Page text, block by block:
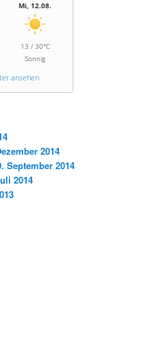
Mi, 12.08.
13 / 30°C
Sonnig
ansehen
2014
September 2014
2014